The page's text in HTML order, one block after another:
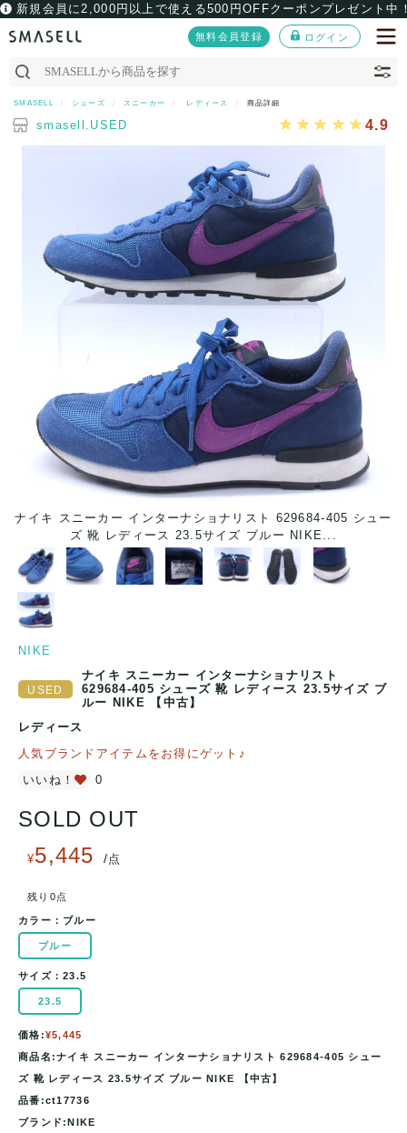
新規会員に2,000円以上で使える500円OFFクーポンプレゼント中
無料会員登録 ログイン
SMASELL シューズ スニーカー レディース 商品詳細
smasell.USED 4.9
ナイキ スニーカー インターナショナリスト 629684-405 シュー
ズ 靴 レディース 23.5サイズ ブルー NIKE...
NIKE
ナイキ スニーカー インターナショナリスト
629684-405 シューズ 靴 レディース 23.5サイズ ブ
ルー NIKE 【中古】
レディース
人気ブランドアイテムをお得にゲット♪
いいね！
0
SOLD OUT
¥5,445 /点
残り0点
カラー： ブルー
ブルー
サイズ：23.5
23.5
価格:¥5,445
商品名:ナイキ スニーカー インターナショナリスト 629684-405 シュー
ズ 靴 レディース 23.5サイズ ブルー NIKE 【中古】
品番:ct17736
ブランド:NIKE